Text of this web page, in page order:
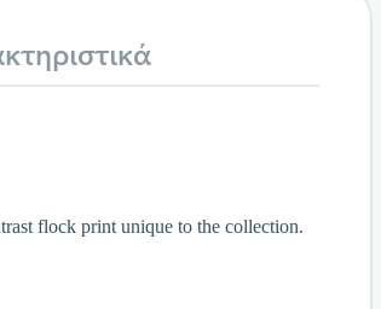
flock print unique to the collection.